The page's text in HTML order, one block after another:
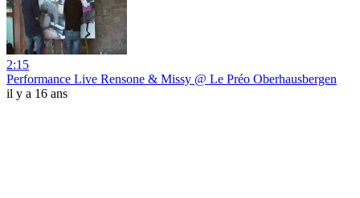
2:15
Performance Live Rensone & Missy @ Le Préo Oberhausbergen
il y a 16 ans